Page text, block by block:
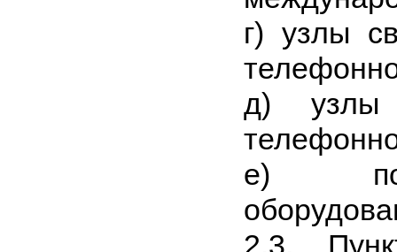
г) узлы
д) узлы
е)
2.3.